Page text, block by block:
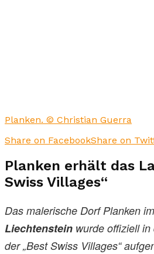
Planken. © Christian Guerra
Share on FacebookShare on
Planken erhält das
Swiss Villages“
Das malerische Dorf Planken im
Liechtenstein wurde offiziell
der „Best Swiss Villages“